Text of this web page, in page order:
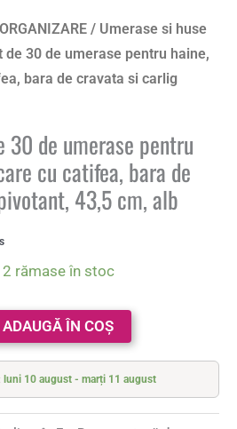
ORGANIZARE / Umerase si huse
de 30 de umerase pentru haine,
bara de cravata si carlig
30 de umerase pentru
cu catifea, bara de
43,5 cm, alb
2 rămase în stoc
ADAUGĂ ÎN COȘ
luni 10 august - marți 11 august